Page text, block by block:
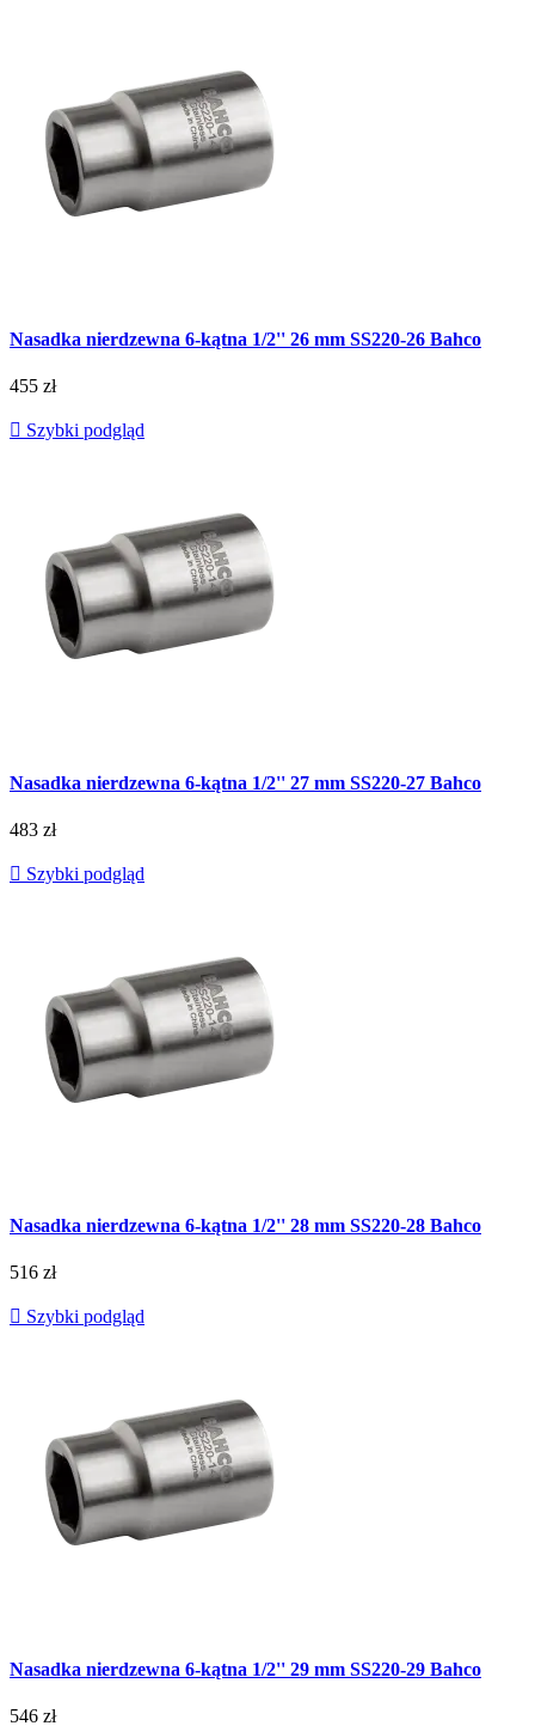
Nasadka nierdzewna 6-kątna 1/2'' 26 mm SS220-26 Bahco
455 zł
 Szybki podgląd
Nasadka nierdzewna 6-kątna 1/2'' 27 mm SS220-27 Bahco
483 zł
 Szybki podgląd
Nasadka nierdzewna 6-kątna 1/2'' 28 mm SS220-28 Bahco
516 zł
 Szybki podgląd
Nasadka nierdzewna 6-kątna 1/2'' 29 mm SS220-29 Bahco
546 zł